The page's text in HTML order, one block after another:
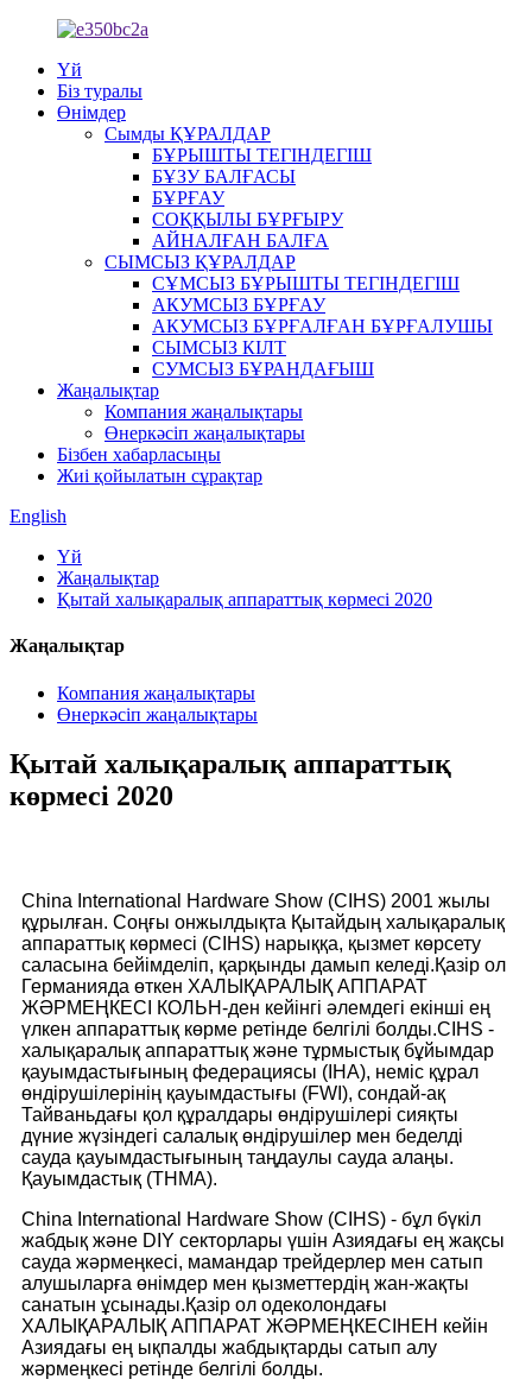
Үй
Біз туралы
Өнімдер
Сымды ҚҰРАЛДАР
БҰРЫШТЫ ТЕГІНДЕГІШ
БҰЗУ БАЛҒАСЫ
БҰРҒАУ
СОҚҚЫЛЫ БҰРҒЫРУ
АЙНАЛҒАН БАЛҒА
СЫМСЫЗ ҚҰРАЛДАР
СҰМСЫЗ БҰРЫШТЫ ТЕГІНДЕГІШ
АКУМСЫЗ БҰРҒАУ
АКУМСЫЗ БҰРҒАЛҒАН БҰРҒАЛУШЫ
СЫМСЫЗ КІЛТ
СУМСЫЗ БҰРАНДАҒЫШ
Жаңалықтар
Компания жаңалықтары
Өнеркәсіп жаңалықтары
Бізбен хабарласыңы
Жиі қойылатын сұрақтар
English
Үй
Жаңалықтар
Қытай халықаралық аппараттық көрмесі 2020
Жаңалықтар
Компания жаңалықтары
Өнеркәсіп жаңалықтары
Қытай халықаралық аппараттық
көрмесі 2020
China International Hardware Show (CIHS) 2001 жылы
құрылған. Соңғы онжылдықта Қытайдың халықаралық
аппараттық көрмесі (CIHS) нарыққа, қызмет көрсету
саласына бейімделіп, қарқынды дамып келеді.Қазір ол
Германияда өткен ХАЛЫҚАРАЛЫҚ АППАРАТ
ЖӘРМЕҢКЕСІ КОЛЬН-ден кейінгі әлемдегі екінші ең
үлкен аппараттық көрме ретінде белгілі болды.CIHS -
халықаралық аппараттық және тұрмыстық бұйымдар
қауымдастығының федерациясы (IHA), неміс құрал
өндірушілерінің қауымдастығы (FWI), сондай-ақ
Тайваньдағы қол құралдары өндірушілері сияқты
дүние жүзіндегі салалық өндірушілер мен беделді
сауда қауымдастығының таңдаулы сауда алаңы.
Қауымдастық (THMA).
China International Hardware Show (CIHS) - бұл бүкіл
жабдық және DIY секторлары үшін Азиядағы ең жақсы
сауда жәрмеңкесі, мамандар трейдерлер мен сатып
алушыларға өнімдер мен қызметтердің жан-жақты
санатын ұсынады.Қазір ол одеколондағы
ХАЛЫҚАРАЛЫҚ АППАРАТ ЖӘРМЕҢКЕСІНЕН кейін
Азиядағы ең ықпалды жабдықтарды сатып алу
жәрмеңкесі ретінде белгілі болды.